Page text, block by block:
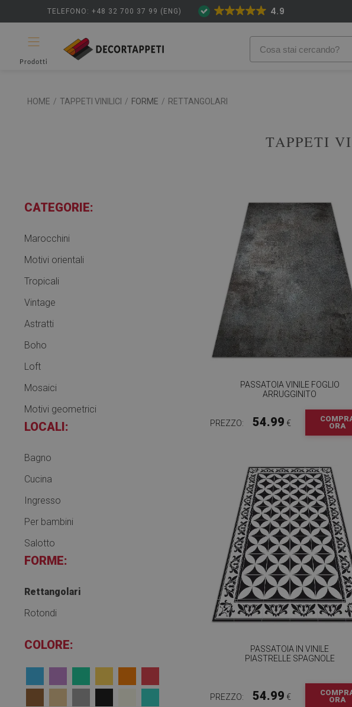
TELEFONO: +48 32 700 37 99 (ENG) 4.9
Prodotti
HOME / TAPPETI VINILICI / FORME / RETTANGOLARI
TAPPETI
CATEGORIE:
Marocchini
Motivi orientali
Tropicali
Vintage
Astratti
Boho
Loft
Mosaici
Motivi geometrici
LOCALI:
Bagno
Cucina
Ingresso
Per bambini
Salotto
FORME:
Rettangolari
Rotondi
COLORE:
PASSATOIA VINILE FOGLIO
ARRUGGINITO
PREZZO: 54.99 €
ORA
PASSATOIA IN VINILE
PIASTRELLE SPAGNOLE
PREZZO: 54.99 €
ORA